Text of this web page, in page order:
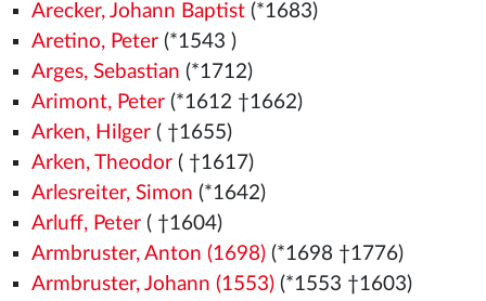
Arecker, Johann Baptist(*1683)
Aretino, Peter(*1543 )
Arges, Sebastian (*1712)
Arimont, Peter(*1612 †1662)
Arken, Hilger( †1655)
Arken, Theodor( †1617)
Arlesreiter, Simon (*1642)
Arluff, Peter( †1604)
Armbruster, Anton (1698)(*1698 †1776)
Armbruster, Johann (1553)(*1553 †1603)